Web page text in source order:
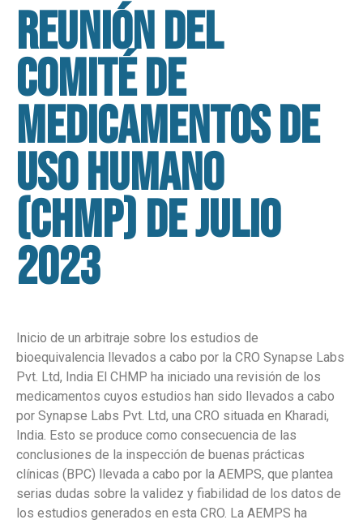
Reunión del
Comité de
Medicamentos de
Uso Humano
(CHMP) de julio
2023
Inicio de un arbitraje sobre los estudios de
bioequivalencia llevados a cabo por la CRO Synapse Labs
Pvt. Ltd, India El CHMP ha iniciado una revisión de los
medicamentos cuyos estudios han sido llevados a cabo
por Synapse Labs Pvt. Ltd, una CRO situada en Kharadi,
India. Esto se produce como consecuencia de las
conclusiones de la inspección de buenas prácticas
clínicas (BPC) llevada a cabo por la AEMPS, que plantea
serias dudas sobre la validez y fiabilidad de los datos de
los estudios generados en esta CRO. La AEMPS ha